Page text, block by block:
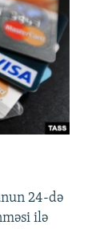
24-də
ilə